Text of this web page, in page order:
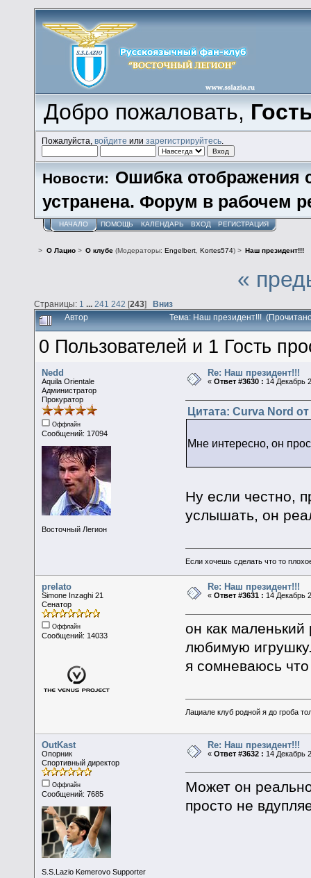
Добро пожаловать,
Пожалуйста,войдите илизарегистрируйтесь
Новости: Ошибка отображения
устранена. Форум в рабочем
НАЧАЛО ПОМОЩЬ КАЛЕНДАРЬ ВХОД РЕГИСТРАЦИЯ
> О Лацио> О клубе(Модераторы: Engelbert, Kortes574) > Наш президент!!!
«
Страницы: 1 241 242 [243] Вниз
Автор Тема: Наш президент!!!
0 Пользователей и 1 Гость
Nedd
Aquila Orientale
Администратор
Прокуратор
Оффлайн
Сообщений: 17094
Восточный Легион
Re: Наш президент!!!
«Ответ #3630 : 14 Декабрь
Цитата: Curva Nord
Мне интересно, он
Ну если честно,
услышать, он
Если хочешь сделать что то
prelato
Simone Inzaghi 21
Сенатор
Оффлайн
Сообщений: 14033
Re: Наш президент!!!
«Ответ #3631 : 14 Декабрь
он как маленький
любимую
я сомневаюсь
Лациале клуб родной я до гроба
OutKast
Опорник
Спортивный директор
Оффлайн
Сообщений: 7685
S.S.Lazio Kemerovo Supporter
Re: Наш президент!!!
«Ответ #3632 : 14 Декабрь
Может он
просто не